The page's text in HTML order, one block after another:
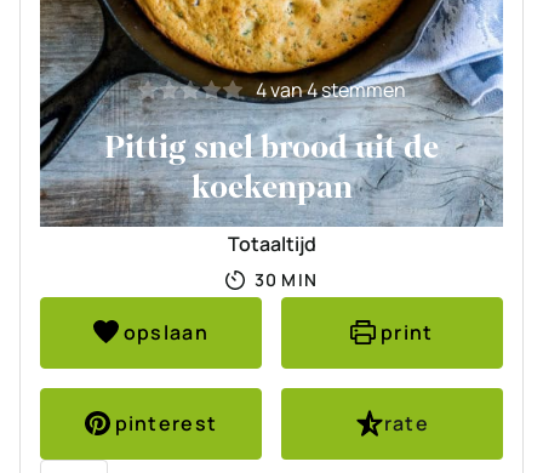
4van4stemmen
Pittig snel brood uit de
koekenpan
Totaaltijd
30 MINUTEN
MIN
opslaan print
pinterest
rate